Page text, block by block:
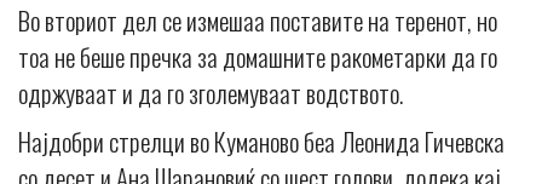
Во вториот дел се измешаа поставите на теренот, но
тоа не беше пречка за домашните ракометарки да го
одржуваат и да го зголемуваат водството.
Најдобри стрелци во Куманово беа Леонида Гичевска